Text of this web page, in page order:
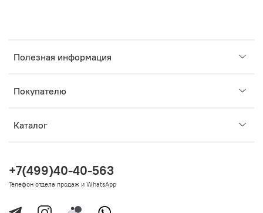
Полезная информация
Покупателю
Каталог
+7(499)40-40-563
Телефон отдела продаж и WhatsApp